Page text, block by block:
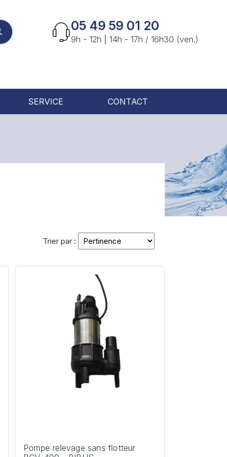
05 49 59 01 20
9h - 12h | 14h - 17h / 16h30 (ven.)
SERVICE CONTACT
Trier par :
Pompe relevage sans flotteur